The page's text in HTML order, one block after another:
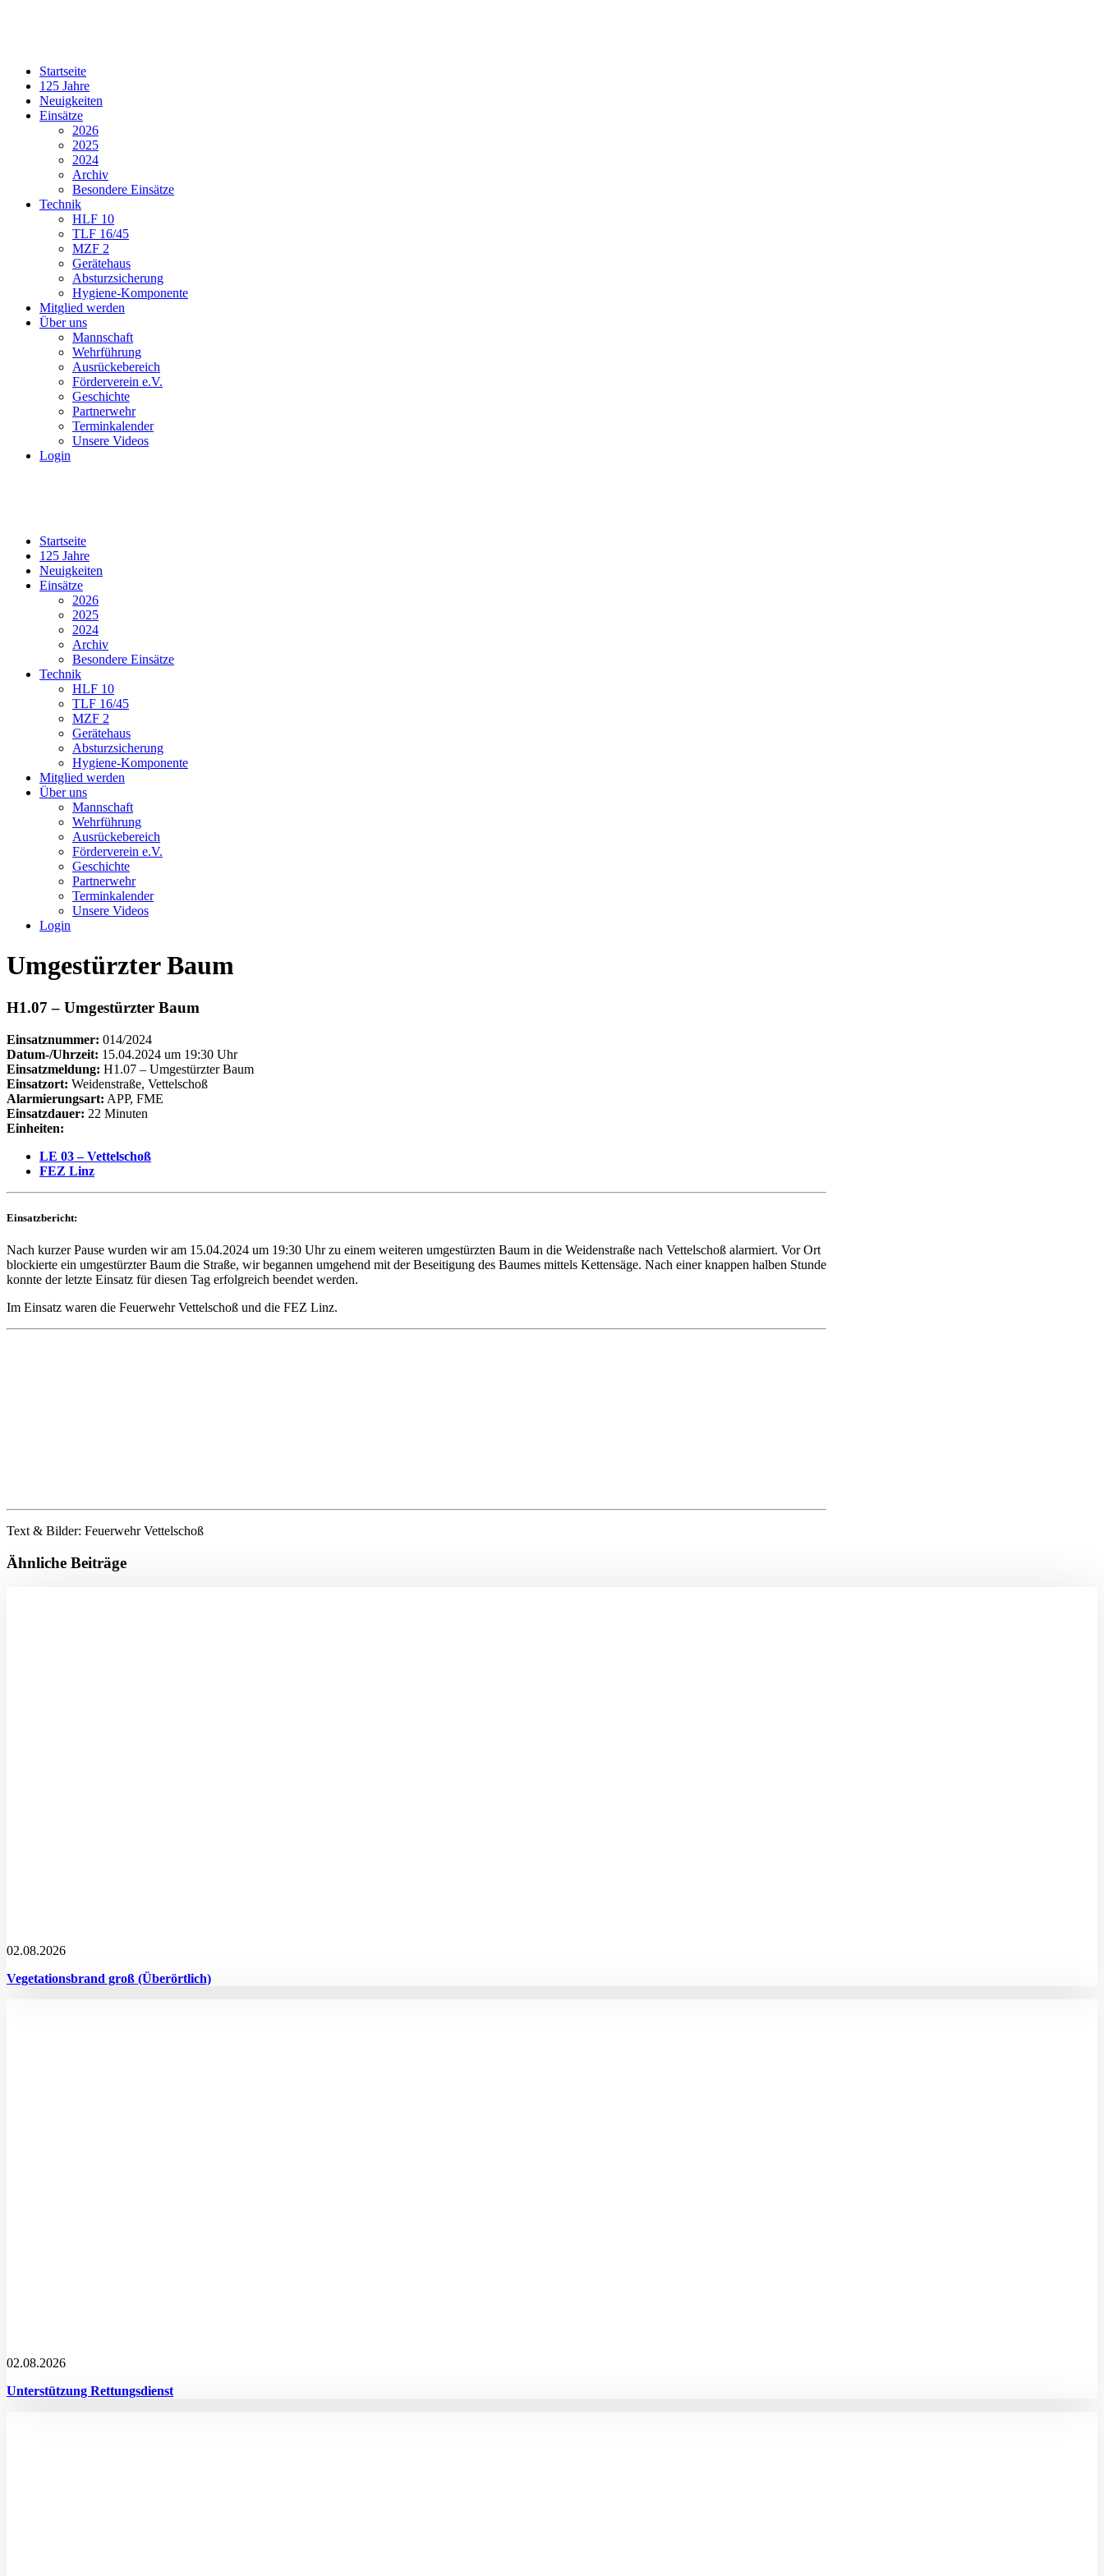
Startseite
125 Jahre
Neuigkeiten
Einsätze
2026
2025
2024
Archiv
Besondere Einsätze
Technik
HLF 10
TLF 16/45
MZF 2
Gerätehaus
Absturzsicherung
Hygiene-Komponente
Mitglied werden
Über uns
Mannschaft
Wehrführung
Ausrückebereich
Förderverein e.V.
Geschichte
Partnerwehr
Terminkalender
Unsere Videos
Login
Startseite
125 Jahre
Neuigkeiten
Einsätze
2026
2025
2024
Archiv
Besondere Einsätze
Technik
HLF 10
TLF 16/45
MZF 2
Gerätehaus
Absturzsicherung
Hygiene-Komponente
Mitglied werden
Über uns
Mannschaft
Wehrführung
Ausrückebereich
Förderverein e.V.
Geschichte
Partnerwehr
Terminkalender
Unsere Videos
Login
Umgestürzter Baum
H1.07 – Umgestürzter Baum
Einsatznummer: 014/2024
Datum-/Uhrzeit: 15.04.2024 um 19:30 Uhr
Einsatzmeldung: H1.07 – Umgestürzter Baum
Einsatzort: Weidenstraße, Vettelschoß
Alarmierungsart: APP, FME
Einsatzdauer: 22 Minuten
Einheiten:
LE 03 – Vettelschoß
FEZ Linz
Einsatzbericht:
Nach kurzer Pause wurden wir am 15.04.2024 um 19:30 Uhr zu einem weiteren umgestürzten Baum in die Weidenstraße nach Vettelschoß alarmiert. Vor Ort
blockierte ein umgestürzter Baum die Straße, wir begannen umgehend mit der Beseitigung des Baumes mittels Kettensäge. Nach einer knappen halben Stunde
konnte der letzte Einsatz für diesen Tag erfolgreich beendet werden.
Im Einsatz waren die Feuerwehr Vettelschoß und die FEZ Linz.
Text & Bilder: Feuerwehr Vettelschoß
Ähnliche Beiträge
02.08.2026
Vegetationsbrand groß (Überörtlich)
02.08.2026
Unterstützung Rettungsdienst